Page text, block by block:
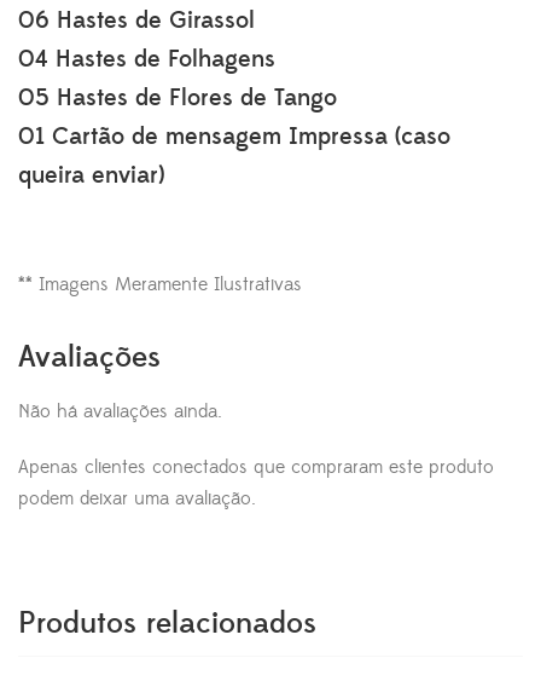
06 Hastes de Girassol
04 Hastes de Folhagens
05 Hastes de Flores de Tango
01 Cartão de mensagem Impressa (caso
queira enviar)
** Imagens Meramente Ilustrativas
Avaliações
Não há avaliações ainda.
Apenas clientes conectados que compraram este produto
podem deixar uma avaliação.
Produtos relacionados